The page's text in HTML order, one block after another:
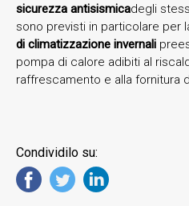
sicurezza antisismicadegli
sono previsti in particolare per
di climatizzazione invernali
pompa di calore adibiti al
raffrescamento e alla fornitura
Condividilo su: